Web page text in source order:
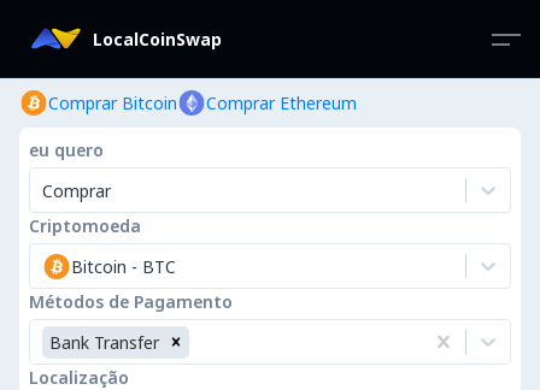
LocalCoinSwap
Comprar Bitcoin Comprar Ethereum
eu quero
Comprar
Criptomoeda
Bitcoin - BTC
Métodos de Pagamento
Bank Transfer
Localização